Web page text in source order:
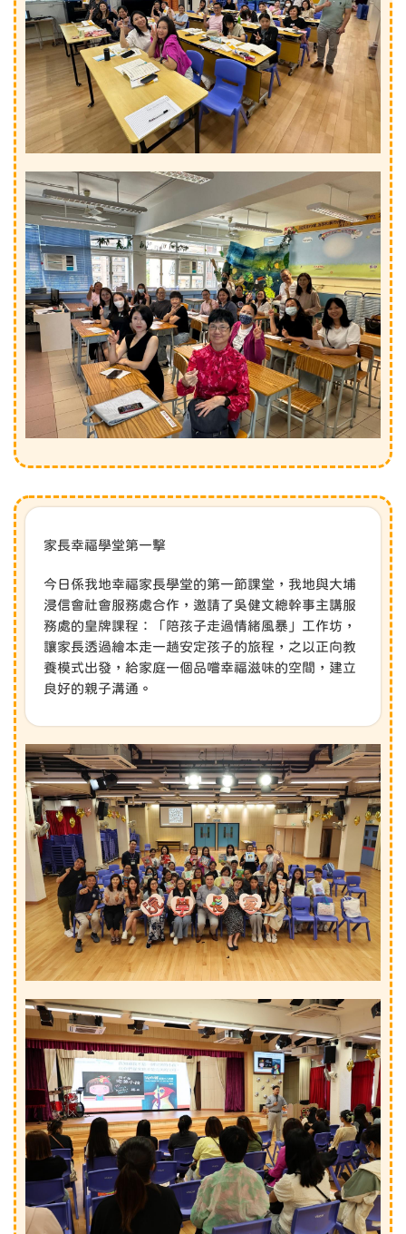
家長幸福學堂第一擊
今日係我地幸福家長學堂的第一節課堂，我地與大埔
浸信會社會服務處合作，邀請了吳健文總幹事主講服
務處的皇牌課程：「陪孩子走過情緒風暴」工作坊，
讓家長透過繪本走一趟安定孩子的旅程，之以正向教
養模式出發，給家庭一個品嚐幸福滋味的空間，建立
良好的親子溝通。